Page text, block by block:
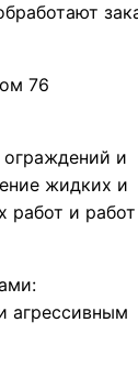
76
и
жидких и
работ и работ
агрессивным